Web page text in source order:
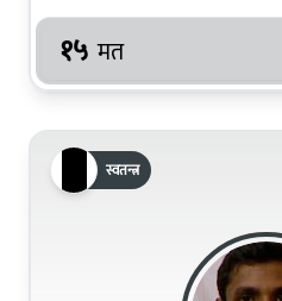
१५ मत
स्वतन्त्र